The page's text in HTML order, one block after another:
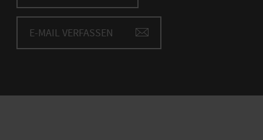
E-MAIL VERFASSEN